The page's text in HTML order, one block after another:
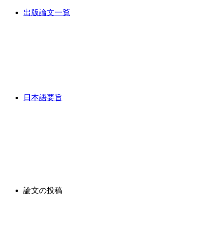
出版論文一覧
日本語要旨
論文の投稿